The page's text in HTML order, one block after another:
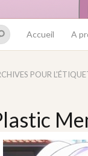
Accueil A
POUR